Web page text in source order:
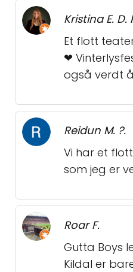
Kristina E. D.
Et flott
❤
også verdt
Reidun M. ?.
Vi har et
som jeg er
Roar F.
Gutta Boys
Kildal er